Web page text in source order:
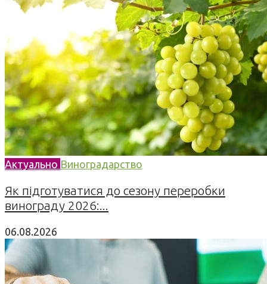
Актуально Виноградарство
Як підготуватися до сезону переробки
винограду 2026:...
06.08.2026